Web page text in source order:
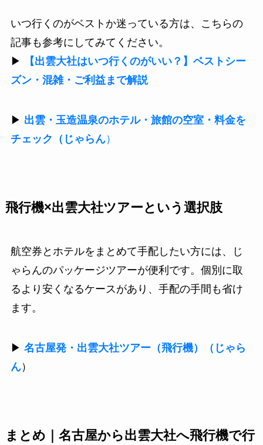
いつ行くのがベストか迷っている方は、こちらの
記事も参考にしてみてください。
▶
【出雲大社はいつ行くのがいい？】ベストシー
ズン・混雑・ご利益まで解説
▶ 出雲・玉造温泉のホテル・旅館の空室・料金を
チェック（じゃらん）
飛行機×出雲大社ツアーという選択肢
航空券とホテルをまとめて手配したい方には、じ
ゃらんのパッケージツアーが便利です。個別に取
るより安くなるケースがあり、手配の手間も省け
ます。
▶ 名古屋発・出雲大社ツアー（飛行機）（じゃら
ん）
まとめ｜名古屋から出雲大社へ飛行機で行